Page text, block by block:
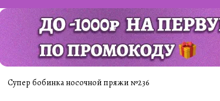
Супер бобинка носочной пряжи №236